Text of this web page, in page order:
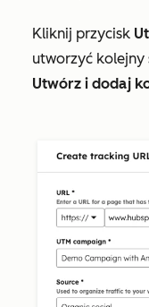
Kliknij przycisk
utworzyć kolejny
Utwórz i dodaj